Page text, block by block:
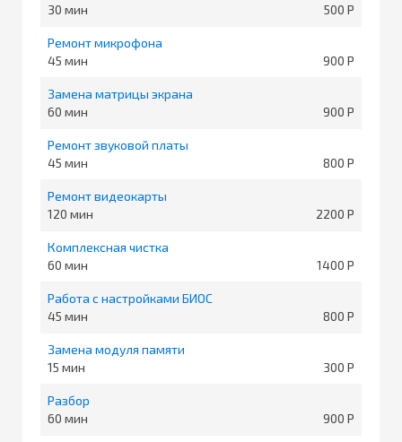
30
500
Ремонт микрофона
45
900
Замена матрицы экрана
60
900
Ремонт звуковой платы
45
800
Ремонт видеокарты
120
2200
Комплексная чистка
60
1400
Работа с настройками БИОС
45
800
Замена модуля памяти
15
300
Разбор
60
900